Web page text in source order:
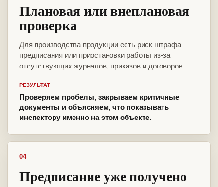
Плановая или внеплановая
проверка
Для производства продукции есть риск штрафа,
предписания или приостановки работы из-за
отсутствующих журналов, приказов и договоров.
РЕЗУЛЬТАТ
Проверяем пробелы, закрываем критичные
документы и объясняем, что показывать
инспектору именно на этом объекте.
04
Предписание уже получено